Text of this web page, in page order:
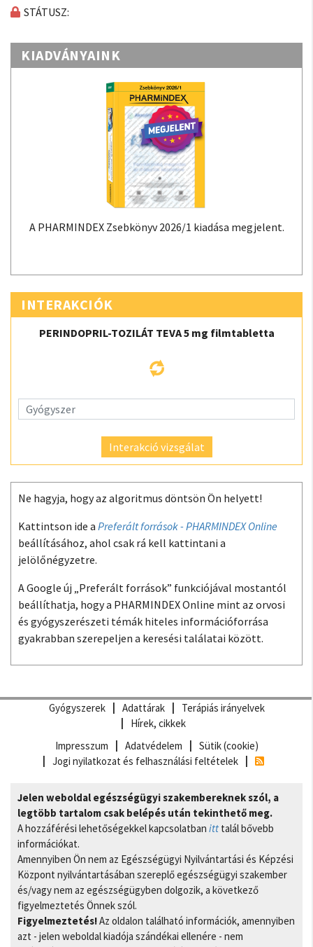
STÁTUSZ:
KIADVÁNYAINK
A PHARMINDEX Zsebkönyv 2026/1 kiadása megjelent.
INTERAKCIÓK
PERINDOPRIL-TOZILÁT TEVA 5 mg filmtabletta
Interakció vizsgálat
Ne hagyja, hogy az algoritmus döntsön Ön helyett!
Kattintson ide a Preferált források - PHARMINDEX Online
beállításához, ahol csak rá kell kattintani a
jelölőnégyzetre.
A Google új „Preferált források” funkciójával mostantól
beállíthatja, hogy a PHARMINDEX Online mint az orvosi
és gyógyszerészeti témák hiteles információforrása
gyakrabban szerepeljen a keresési találatai között.
Gyógyszerek Adattárak
Terápiás irányelvek
Hírek, cikkek
Impresszum
Adatvédelem
Sütik (cookie)
Jogi nyilatkozat és felhasználási feltételek
Jelen weboldal egészségügyi szakembereknek szól, a
legtöbb tartalom csak belépés után tekinthető meg.
A hozzáférési lehetőségekkel kapcsolatban itt talál bővebb
információkat.
Amennyiben Ön nem az Egészségügyi Nyilvántartási és Képzési
Központ nyilvántartásában szereplő egészségügyi szakember
és/vagy nem az egészségügyben dolgozik, a következő
figyelmeztetés Önnek szól.
Figyelmeztetés!Az oldalon található információk, amennyiben
azt - jelen weboldal kiadója szándékai ellenére - nem